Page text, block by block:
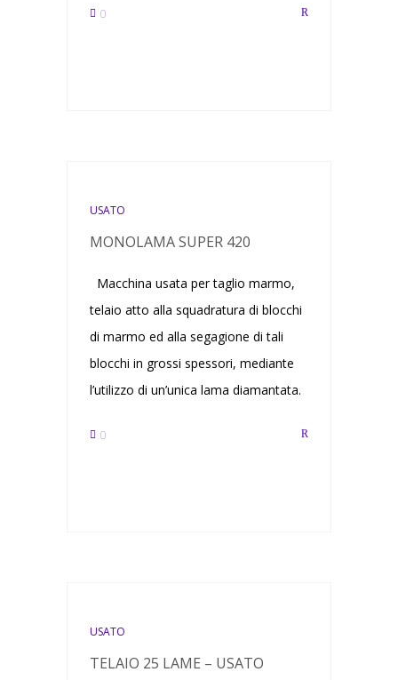
0
USATO
MONOLAMA SUPER 420
Macchina usata per taglio marmo,
telaio atto alla squadratura di blocchi
di marmo ed alla segagione di tali
blocchi in grossi spessori, mediante
l’utilizzo di un’unica lama diamantata.
0
USATO
TELAIO 25 LAME – USATO